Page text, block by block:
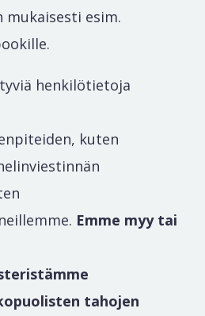
mukaisesti esim.
henkilötietoja
kuten
Emme myy tai
tahojen